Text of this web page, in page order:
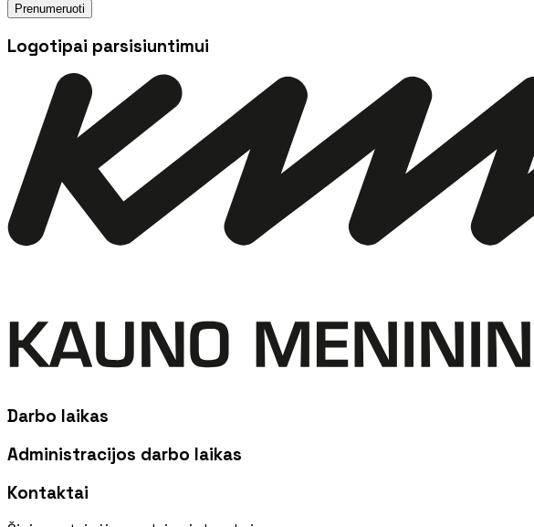
Prenumeruoti
Logotipai parsisiuntimui
Darbo laikas
Administracijos darbo laikas
Kontaktai